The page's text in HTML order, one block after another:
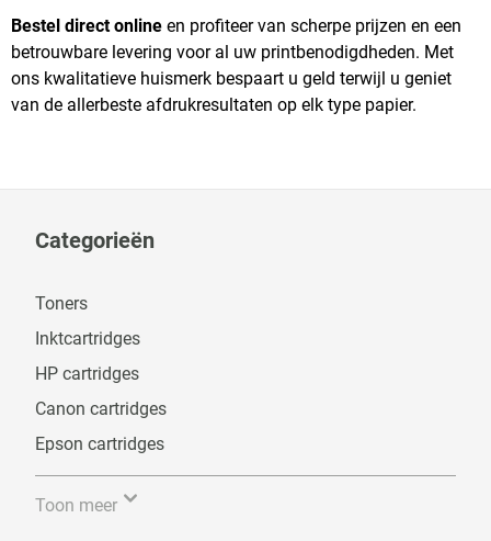
Bestel direct online en profiteer van scherpe prijzen en een
betrouwbare levering voor al uw printbenodigdheden. Met
ons kwalitatieve huismerk bespaart u geld terwijl u geniet
van de allerbeste afdrukresultaten op elk type papier.
Categorieën
Toners
Inktcartridges
HP cartridges
Canon cartridges
Epson cartridges
Toon meer